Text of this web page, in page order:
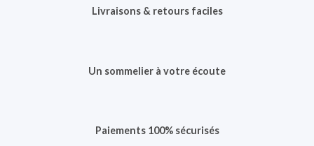
Livraisons & retours faciles
Un sommelier à votre écoute
Paiements 100% sécurisés